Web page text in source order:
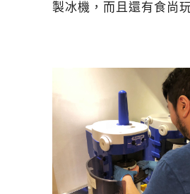
製冰機，而且還有食尚